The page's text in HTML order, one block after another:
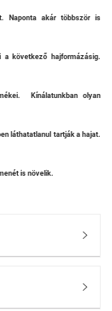
Naponta akár többször is
következő hajformázásig.
Kínálatunkban olyan
láthatatlanul tartják a hajat.
is növelik.

